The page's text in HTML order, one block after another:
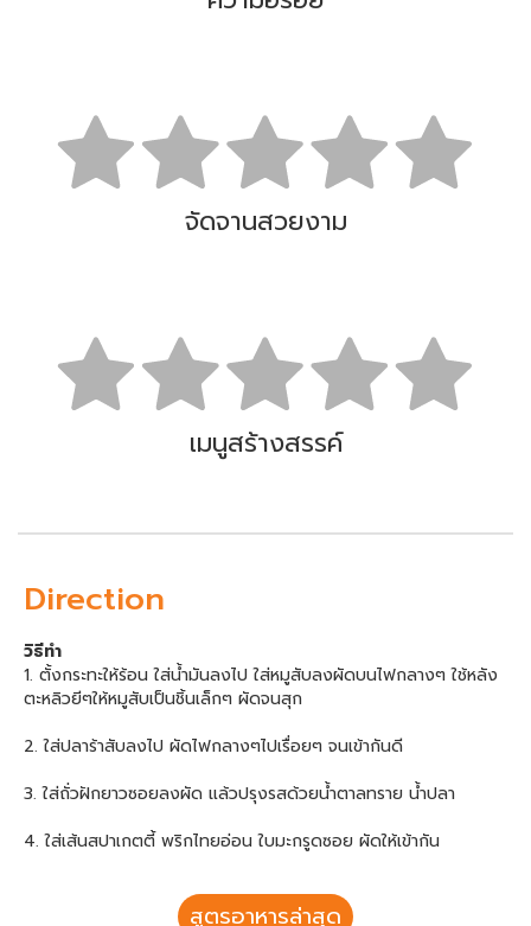
จัดจานสวยงาม
เมนูสร้างสรรค์
Direction
วิธีทำ
1. ตั้งกระทะให้ร้อน ใส่น้ำมันลงไป ใส่หมูสับลงผัดบนไฟกลางๆ ใช้หลัง
ตะหลิวยีๆให้หมูสับเป็นชิ้นเล็กๆ ผัดจนสุก
2. ใส่ปลาร้าสับลงไป ผัดไฟกลางๆไปเรื่อยๆ จนเข้ากันดี
3. ใส่ถั่วฝักยาวซอยลงผัด แล้วปรุงรสด้วยน้ำตาลทราย น้ำปลา
4. ใส่เส้นสปาเกตตี้ พริกไทยอ่อน ใบมะกรูดซอย ผัดให้เข้ากัน
สูตรอาหารล่าสุด